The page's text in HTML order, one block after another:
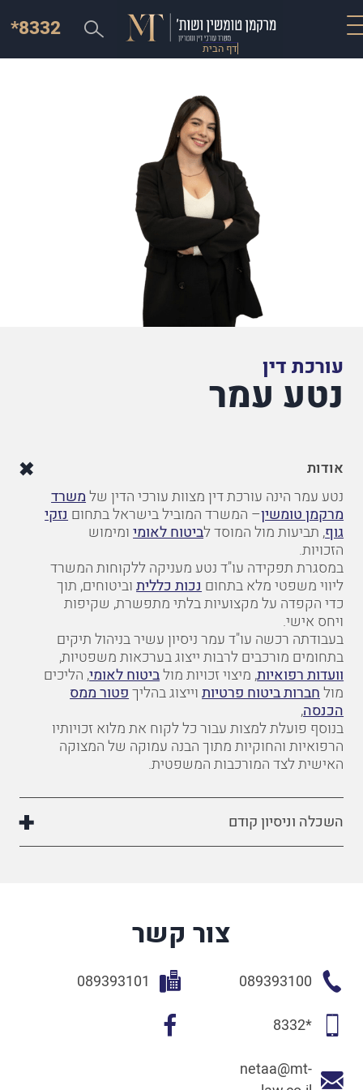
דף הבית
*8332
עורכת דין
נטע עמר
אודות
נטע עמר הינה עורכת דין מצוות עורכי הדין שלמשרד
מרקמן טומשין– המשרד המוביל בישראל בתחוםנזקי
גוף, תביעות מול המוסד לביטוח לאומיומימוש
הזכויות.
במסגרת תפקידה עו"ד נטע מעניקה ללקוחות המשרד
ליווי משפטי מלא בתחוםנכות כלליתוביטוחים, תוך
כדי הקפדה על מקצועיות בלתי מתפשרת, שקיפות
ויחס אישי.
בעבודתה רכשה עו"ד עמר ניסיון עשיר בניהול תיקים
בתחומים מורכבים לרבות ייצוג בערכאות משפטיות,
וועדות רפואיות, מיצוי זכויות מולביטוח לאומי, הליכים
מולחברות ביטוח פרטיותוייצוג בהליךפטור ממס
הכנסה,
בנוסף פועלת למצות עבור כל לקוח את מלוא זכויותיו
הרפואיות והחוקיות מתוך הבנה עמוקה של המצוקה
האישית לצד המורכבות המשפטית.
השכלה וניסיון קודם
צור קשר
089393100
089393101
*8332
netaa@mt-